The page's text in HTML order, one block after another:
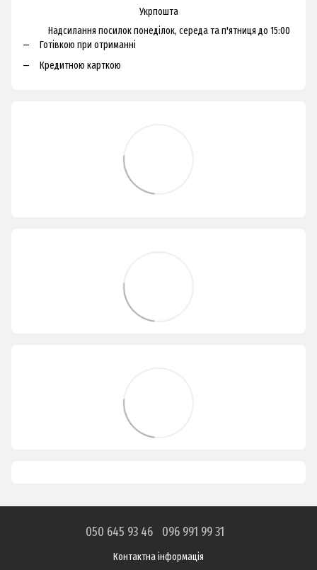
Укрпошта
Надсилання посилок понеділок, середа та п'ятниця до 15:00
Готівкою при отриманні
Кредитною карткою
050 645 93 46 096 991 99 31
Контактна інформація